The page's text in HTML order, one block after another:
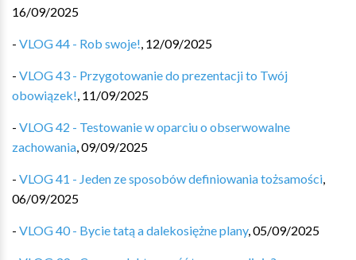
16/09/2025
- VLOG 44 - Rob swoje!, 12/09/2025
- VLOG 43 - Przygotowanie do prezentacji to Twój
obowiązek!, 11/09/2025
- VLOG 42 - Testowanie w oparciu o obserwowalne
zachowania,09/09/2025
- VLOG 41 - Jeden ze sposobów definiowania tożsamości,
06/09/2025
- VLOG 40 - Bycie tatą a dalekosiężne plany,05/09/2025